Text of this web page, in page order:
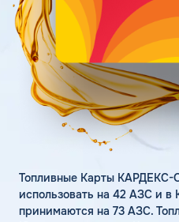
Статьи
Цена бензина и ДТ
Личный кабинет
Карта АЗС
Получить
Топливные Карты КАРДЕКС-
использовать на 42 АЗС и в
принимаются на 73 АЗС.